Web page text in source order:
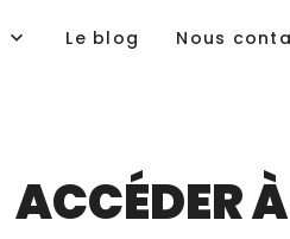
Le blog Nous
ACCÉDER